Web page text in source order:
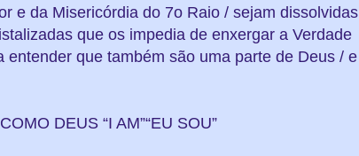
e da Misericórdia do 7o Raio / sejam dissolvidas
que os impedia de enxergar a Verdade
entender que também são uma parte de Deus / e
DEUS “I AM”“EU SOU”